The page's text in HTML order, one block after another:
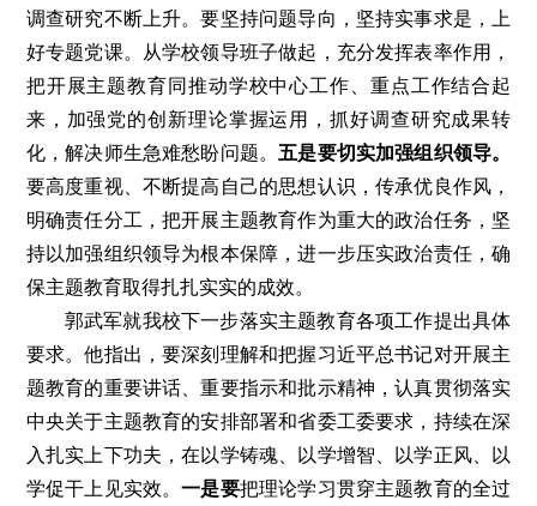
调查研究不断上升。要坚持问题导向，坚持实事求是，上
好专题党课。从学校领导班子做起，充分发挥表率作用，
把开展主题教育同推动学校中心工作、重点工作结合起
来，加强党的创新理论掌握运用，抓好调查研究成果转
化，解决师生急难愁盼问题。五是要切实加强组织领导。
要高度重视、不断提高自己的思想认识，传承优良作风，
明确责任分工，把开展主题教育作为重大的政治任务，坚
持以加强组织领导为根本保障，进一步压实政治责任，确
保主题教育取得扎扎实实的成效。
郭武军就我校下一步落实主题教育各项工作提出具体
要求。他指出，要深刻理解和把握习近平总书记对开展主
题教育的重要讲话、重要指示和批示精神，认真贯彻落实
中央关于主题教育的安排部署和省委工委要求，持续在深
入扎实上下功夫，在以学铸魂、以学增智、以学正风、以
学促干上见实效。一是要把理论学习贯穿主题教育的全过